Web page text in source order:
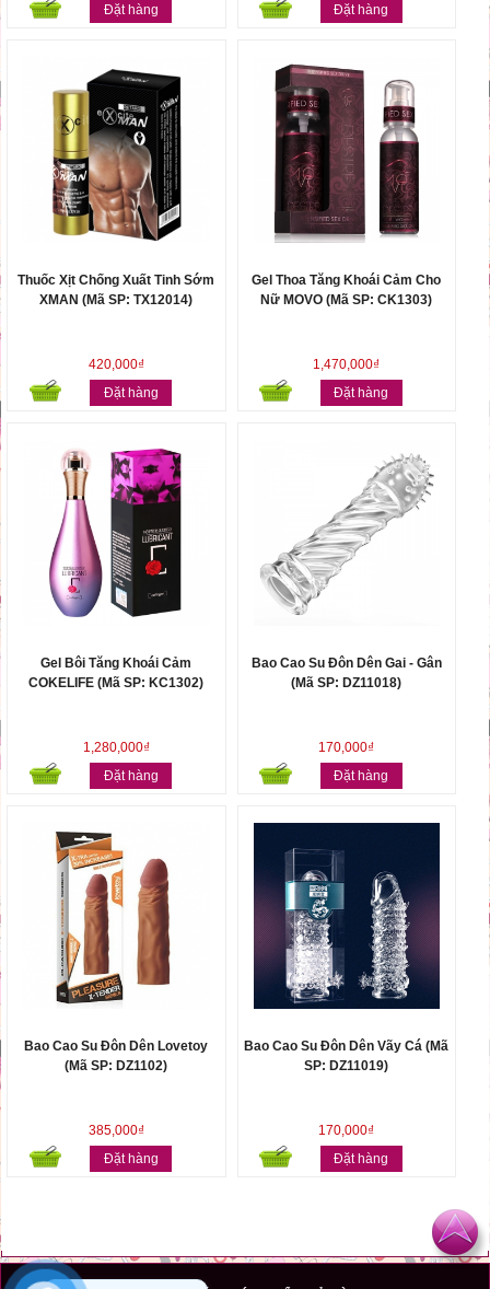
Đặt hàng
Đặt hàng
Thuốc Xịt Chống Xuất Tinh Sớm
XMAN (Mã SP: TX12014)
420,000₫
Đặt hàng
Gel Thoa Tăng Khoái Cảm Cho
Nữ MOVO (Mã SP: CK1303)
1,470,000₫
Đặt hàng
Gel Bôi Tăng Khoái Cảm
COKELIFE (Mã SP: KC1302)
1,280,000₫
Đặt hàng
Bao Cao Su Đôn Dên Gai - Gân
(Mã SP: DZ11018)
170,000₫
Đặt hàng
Bao Cao Su Đôn Dên Lovetoy
(Mã SP: DZ1102)
385,000₫
Đặt hàng
Bao Cao Su Đôn Dên Vãy Cá (Mã
SP: DZ11019)
170,000₫
Đặt hàng